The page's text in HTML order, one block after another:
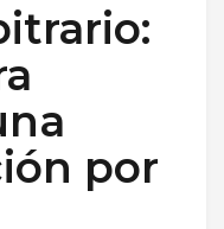
por